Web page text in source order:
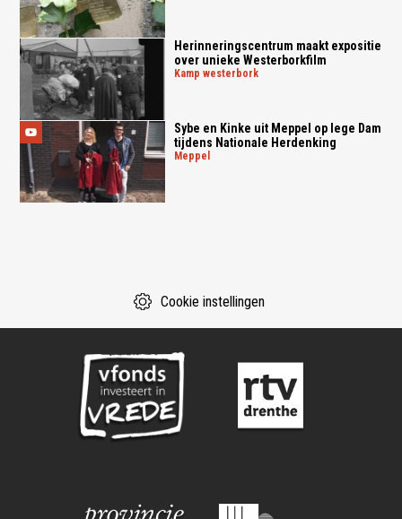
Herinneringscentrum maakt expositie
over unieke Westerborkfilm
kamp westerbork
Sybe en Kinke uit Meppel op lege Dam
tijdens Nationale Herdenking
meppel
Cookie instellingen